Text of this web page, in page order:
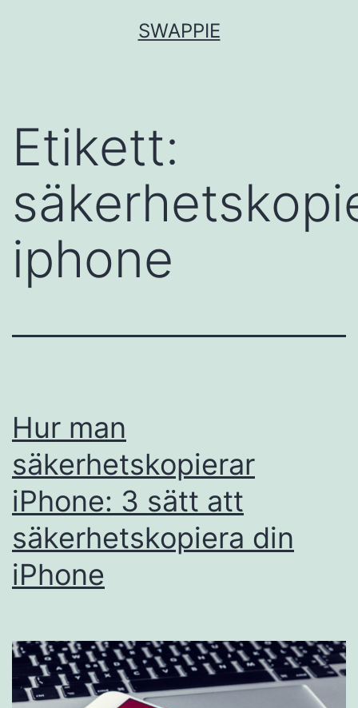
SWAPPIE
Etikett:
iphone
Hur man
säkerhetskopierar
iPhone: 3 sätt att
säkerhetskopiera din
iPhone